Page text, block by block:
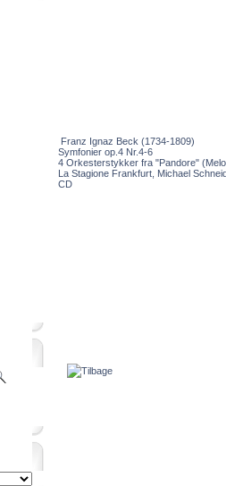
Franz Ignaz Beck (1734-1809)
Symfonier op.4 Nr.4-6
4 Orkesterstykker fra "Pandore"
La Stagione Frankfurt, Michael
CD